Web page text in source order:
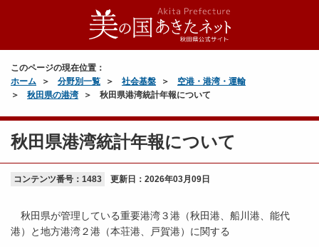
このページの現在位置：
ホーム
分野別一覧 社会基盤
空港・港湾・運輸
秋田県の港湾
秋田県港湾統計年報について
秋田県港湾統計年報について
コンテンツ番号：1483 更新日： 2026年03月09日
秋田県が管理している重要港湾３港（秋田港、船川港、能代
港）と地方港湾２港（本荘港、戸賀港）に関する